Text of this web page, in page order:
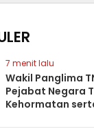
7 menit lalu
Wakil Panglima
Pejabat Negara
Kehormatan